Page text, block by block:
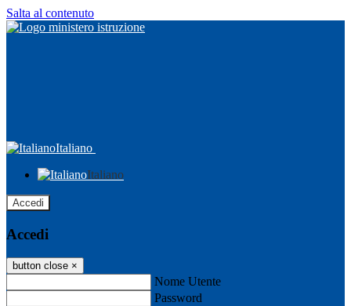
Salta al contenuto
Italiano
Italiano
Accedi
Accedi
button close ×
Nome Utente
Password